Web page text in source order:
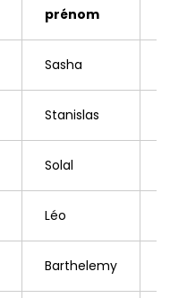
prénom
Sasha
Stanislas
Solal
Léo
Barthelemy